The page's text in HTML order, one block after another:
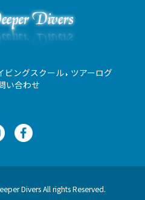
ビングスクール ツアーログ
い合わせ
Divers All rights Reserved.